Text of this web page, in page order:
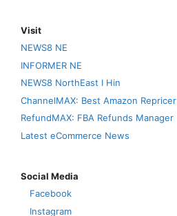
Visit
NEWS8 NE
INFORMER NE
NEWS8 NorthEast I Hin
ChannelMAX: Best Amazon Repricer
RefundMAX: FBA Refunds Manager
Latest eCommerce News
Social Media
Facebook
Instagram